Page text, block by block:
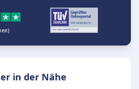
in der Nähe